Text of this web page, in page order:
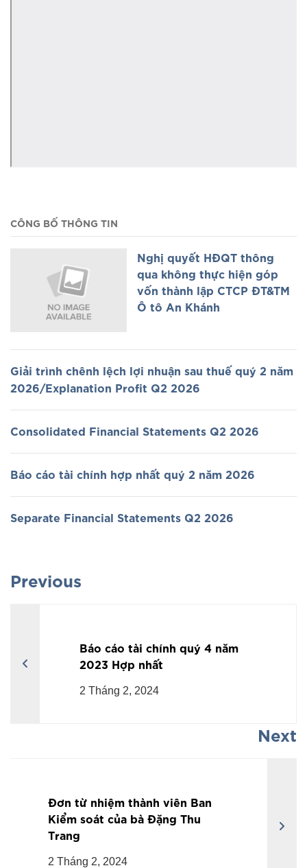
CÔNG BỐ THÔNG TIN
Nghị quyết HĐQT thông
qua không thực hiện góp
vốn thành lập CTCP ĐT&TM
Ô tô An Khánh
Giải trình chênh lệch lợi nhuận sau thuế quý 2 năm
2026/Explanation Profit Q2 2026
Consolidated Financial Statements Q2 2026
Báo cáo tài chính hợp nhất quý 2 năm 2026
Separate Financial Statements Q2 2026
Previous
Báo cáo tài chính quý 4 năm
2023 Hợp nhất
2 Tháng 2, 2024
Next
Đơn từ nhiệm thành viên Ban
Kiểm soát của bà Đặng Thu
Trang
2 Tháng 2, 2024